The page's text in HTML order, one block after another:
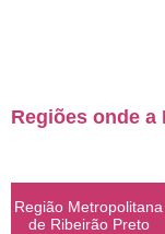
Regiões onde a
Região Metropolitana
de Ribeirão Preto